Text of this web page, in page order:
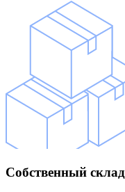
Собственный склад